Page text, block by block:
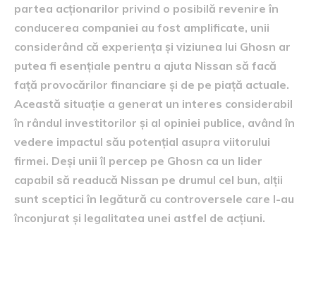
partea acționarilor privind o posibilă revenire în
conducerea companiei au fost amplificate, unii
considerând că experiența și viziunea lui Ghosn ar
putea fi esențiale pentru a ajuta Nissan să facă
față provocărilor financiare și de pe piață actuale.
Această situație a generat un interes considerabil
în rândul investitorilor și al opiniei publice, având în
vedere impactul său potențial asupra viitorului
firmei. Deși unii îl percep pe Ghosn ca un lider
capabil să readucă Nissan pe drumul cel bun, alții
sunt sceptici în legătură cu controversele care l-au
înconjurat și legalitatea unei astfel de acțiuni.